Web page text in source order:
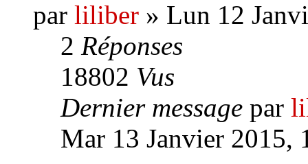
par liliber » Lun 12
2 Réponses
18802 Vus
Dernier message par
Mar 13 Janvier 2015,